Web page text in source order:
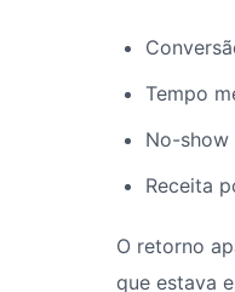
Tempo
No-show
Receita
O retorno
que estava